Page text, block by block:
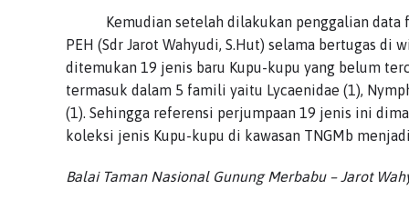
Kemudian setelah dilakukan penggalian data
PEH (Sdr Jarot Wahyudi, S.Hut) selama bertugas
ditemukan 19 jenis baru Kupu-kupu yang belum
termasuk dalam 5 famili yaitu Lycaenidae (1),
(1). Sehingga referensi perjumpaan 19 jenis ini
koleksi jenis Kupu-kupu di kawasan TNGMb
Balai Taman Nasional Gunung Merbabu – Jarot